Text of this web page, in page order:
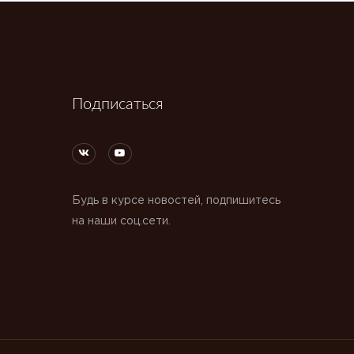
Подписаться
Будь в курсе новостей, подпишитесь
на наши соц.сети.